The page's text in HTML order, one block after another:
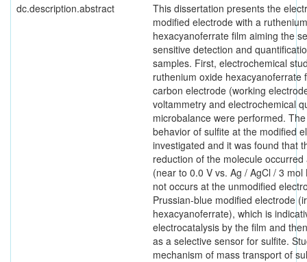
dc.description.abstract
This dissertation presents the
modified electrode with a
hexacyanoferrate film aiming the
sensitive detection and
samples. First, electrochemical
ruthenium oxide hexacyanoferrate
carbon electrode (working
voltammetry and electrochemical
microbalance were performed.
behavior of sulfite at the modified
investigated and it was found that
reduction of the molecule
(near to 0.0 V vs. Ag / AgCl / 3 mol
not occurs at the unmodified
Prussian-blue modified electrode
hexacyanoferrate), which is
electrocatalysis by the film and
as a selective sensor for sulfite.
mechanism of mass transport of